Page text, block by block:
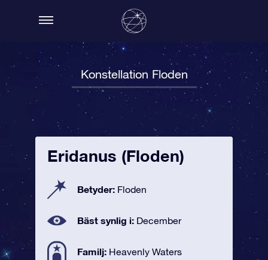
Konstellation Floden
Eridanus (Floden)
Betyder: Floden
Bäst synlig i: December
Familj: Heavenly Waters